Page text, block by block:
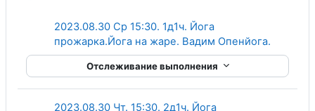
2023.08.30 Ср 15:30. 1д1ч. Йога
прожарка.Йога на жаре. Вадим Опенйога.
Отслеживание выполнения
2023.08.30 Чт. 15:30. 2д1ч. Йога